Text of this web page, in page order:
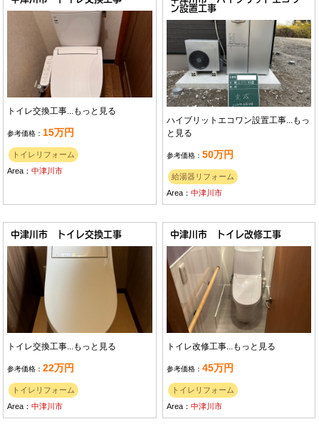
トイレ交換工事... もっと見る
参考価格： 15万円
トイレリフォーム
Area：中津川市
ン設置工事
ハイブリットエコワン設置工事...
もっ
と見る
参考価格：50万円
給湯器リフォーム
Area：中津川市
中津川市 トイレ交換工事
トイレ交換工事...もっと見る
参考価格：22万円
トイレリフォーム
Area：中津川市
中津川市 トイレ改修工事
トイレ改修工事...もっと見る
参考価格：45万円
トイレリフォーム
Area：中津川市